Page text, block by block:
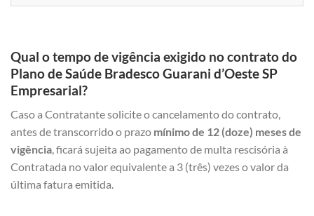
Qual o tempo de vigência exigido no contrato do
Plano de Saúde Bradesco Guarani d’Oeste SP
Empresarial?
Caso a Contratante solicite o cancelamento do contrato,
antes de transcorrido o prazo mínimo de 12 (doze) meses de
vigência, ficará sujeita ao pagamento de multa rescisória à
Contratada no valor equivalente a 3 (três) vezes o valor da
última fatura emitida.